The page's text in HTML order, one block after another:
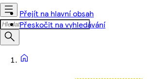
Přejít na hlavní obsah
Přeskočit na vyhledávání